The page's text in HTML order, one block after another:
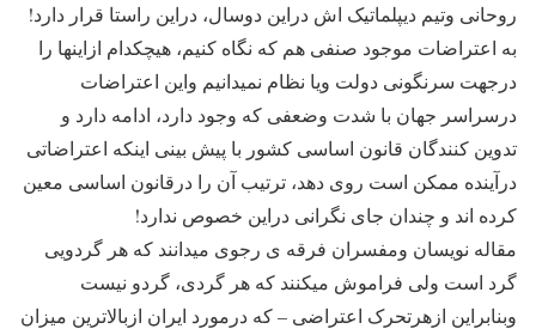
روحانی وتیم دیپلماتیک اش دراین دوسال، دراین راستا قرار دارد!
به اعتراضات موجود صنفی هم که نگاه کنیم، هیچکدام ازاینها را
درجهت سرنگونی دولت ویا نظام نمیدانیم واین اعتراضات
درسراسر جهان با شدت وضعفی که وجود دارد، ادامه دارد و
تدوین کنندگان قانون اساسی کشور با پیش بینی اینکه اعتراضاتی
درآینده ممکن است روی دهد، ترتیب آن را درقانون اساسی معین
کرده اند و چندان جای نگرانی دراین خصوص ندارد!
مقاله نویسان ومفسران فرقه ی رجوی میدانند که هر گردویی
گرد است ولی فراموش میکنند که هر گردی، گردو نیست
وبنابراین ازهرتحرک اعتراضی – که درمورد ایران ازبالاترین میزان